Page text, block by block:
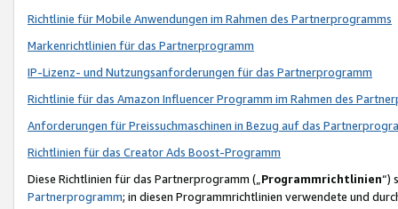
Richtlinie für Mobile Anwendungen im Rahmen des Partnerprogramms
Markenrichtlinien für das Partnerprogramm
IP-Lizenz- und Nutzungsanforderungen für das Partnerprogramm
Richtlinie für das Amazon Influencer Programm im Rahmen des
Anforderungen für Preissuchmaschinen in Bezug auf das
Richtlinien für das Creator Ads Boost-Programm
Diese Richtlinien für das Partnerprogramm („Programmrichtlinien“)
Partnerprogramm; in diesen Programmrichtlinien verwendete und